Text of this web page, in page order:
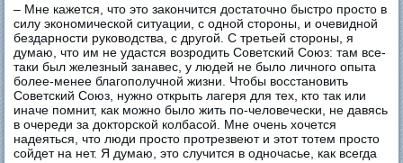
– Мне кажется, что это закончится достаточно быстро просто в
силу экономической ситуации, с одной стороны, и очевидной
бездарности руководства, с другой. С третьей стороны, я
думаю, что им не удастся возродить Советский Союз: там все-
таки был железный занавес, у людей не было личного опыта
более-менее благополучной жизни. Чтобы восстановить
Советский Союз, нужно открыть лагеря для тех, кто так или
иначе помнит, как можно было жить по-человечески, не давясь
в очереди за докторской колбасой. Мне очень хочется
надеяться, что люди просто протрезвеют и этот тотем просто
сойдет на нет. Я думаю, это случится в одночасье, как всегда